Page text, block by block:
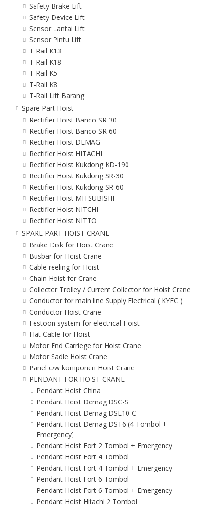
Safety Brake Lift
Safety Device Lift
Sensor Lantai Lift
Sensor Pintu Lift
T-Rail K13
T-Rail K18
T-Rail K5
T-Rail K8
T-Rail Lift Barang
Spare Part Hoist
Rectifier Hoist Bando SR-30
Rectifier Hoist Bando SR-60
Rectifier Hoist DEMAG
Rectifier Hoist HITACHI
Rectifier Hoist Kukdong KD-190
Rectifier Hoist Kukdong SR-30
Rectifier Hoist Kukdong SR-60
Rectifier Hoist MITSUBISHI
Rectifier Hoist NITCHI
Rectifier Hoist NITTO
SPARE PART HOIST CRANE
Brake Disk for Hoist Crane
Busbar for Hoist Crane
Cable reeling for Hoist
Chain Hoist for Crane
Collector Trolley / Current Collector for Hoist Crane
Conductor for main line Supply Electrical ( KYEC )
Conductor Hoist Crane
Festoon system for electrical Hoist
Flat Cable for Hoist
Motor End Carriege for Hoist Crane
Motor Sadle Hoist Crane
Panel c/w komponen Hoist Crane
PENDANT FOR HOIST CRANE
Pendant Hoist China
Pendant Hoist Demag DSC-S
Pendant Hoist Demag DSE10-C
Pendant Hoist Demag DST6 (4 Tombol +
Emergency)
Pendant Hoist Fort 2 Tombol + Emergency
Pendant Hoist Fort 4 Tombol
Pendant Hoist Fort 4 Tombol + Emergency
Pendant Hoist Fort 6 Tombol
Pendant Hoist Fort 6 Tombol + Emergency
Pendant Hoist Hitachi 2 Tombol